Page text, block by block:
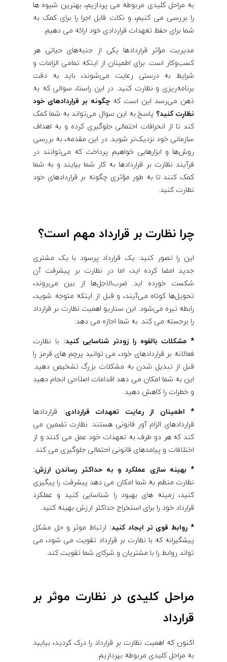
به مراحل کلیدی مربوطه می پردازیم، بهترین شیوه ها
را بررسی می کنیم، و نکات قابل اجرا را برای کمک به
شما برای حفظ تعهدات قراردادی خود ارائه می دهیم.
مدیریت مؤثر قراردادها یکی از جنبه‌های حیاتی هر
کسب‌وکار است. برای اطمینان از اینکه تمامی الزامات و
شرایط به درستی رعایت می‌شوند، باید به دقت
برنامه‌ریزی و نظارت کنید. در این راستا، سوالی که به
ذهن می‌رسد این است که چگونه بر قراردادهای خود
نظارت کنید؟ پاسخ به این سوال می‌تواند به شما کمک
کند تا از انحرافات احتمالی جلوگیری کرده و به اهداف
سازمانی خود نزدیک‌تر شوید. در این مقدمه، به بررسی
روش‌ها و ابزارهایی خواهیم پرداخت که می‌توانند در
فرآیند نظارت بر قراردادها به کار شما بیایند و به شما
کمک کنند تا به طور مؤثری چگونه بر قراردادهای خود
نظارت کنید.
چرا نظارت بر قرارداد مهم است؟
این را تصور کنید: یک قرارداد پرسود با یک مشتری
جدید امضا کرده اید، اما در نظارت بر پیشرفت آن
شکست خورده اید. ضرب‌الاجل‌ها از بین می‌روند،
تحویل‌ها کوتاه می‌آیند، و قبل از اینکه متوجه شوید،
رابطه تیره می‌شود. این سناریو اهمیت نظارت بر قرارداد
را برجسته می کند. به شما اجازه می دهد:
* مشکلات بالقوه را زودتر شناسایی کنید: با نظارت
فعالانه بر قراردادهای خود، می توانید پرچم های قرمز را
قبل از تبدیل شدن به مشکلات بزرگ تشخیص دهید.
این به شما امکان می دهد اقدامات اصلاحی انجام دهید
و خطرات را کاهش دهید.
* اطمینان از رعایت تعهدات قراردادی: قراردادها
قراردادهای الزام آور قانونی هستند. نظارت تضمین می
کند که هر دو طرف به تعهدات خود عمل می کنند و از
اختلافات و پیامدهای قانونی احتمالی جلوگیری می کند.
* بهینه سازی عملکرد و به حداکثر رساندن ارزش:
نظارت منظم به شما امکان می دهد پیشرفت را پیگیری
کنید، زمینه های بهبود را شناسایی کنید و عملکرد
قرارداد خود را برای استخراج حداکثر ارزش بهینه کنید.
* روابط قوی تر ایجاد کنید: ارتباط موثر و حل مشکل
پیشگیرانه که با نظارت بر قرارداد تقویت می شود، می
تواند روابط را با مشتریان و شرکای شما تقویت کند.
مراحل کلیدی در نظارت موثر بر
قرارداد
اکنون که اهمیت نظارت بر قرارداد را درک کردید، بیایید
به مراحل کلیدی مربوطه بپردازیم: